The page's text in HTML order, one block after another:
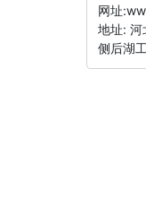
网址
地址: 河
侧后湖